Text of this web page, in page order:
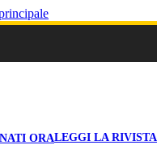
ORALEGGI LA RIVISTA